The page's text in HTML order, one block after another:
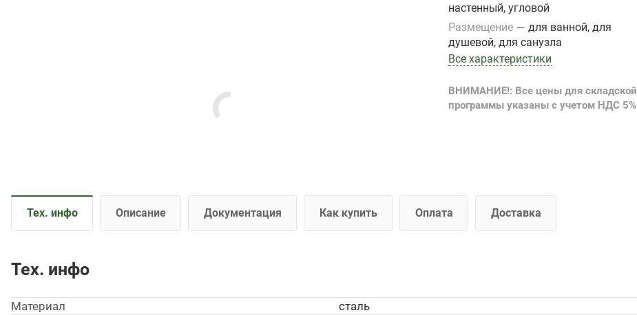
настенный, угловой
Размещение — для ванной, для
душевой, для санузла
Все характеристики
ВНИМАНИЕ!: Все цены для складской
программы указаны с учетом НДС 5%
Тех. инфо Описание Документация Как купить Оплата Доставка
Тех. инфо
Материал
сталь